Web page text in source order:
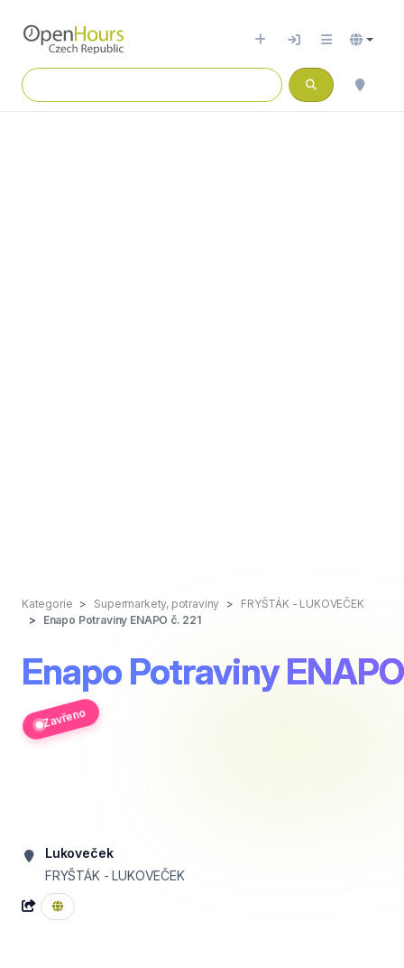
Kategorie Supermarkety, potraviny
FRYŠTÁK - LUKOVEČEK
Enapo Potraviny ENAPO č. 221
Enapo Potraviny
Zavřeno
Lukoveček
FRYŠTÁK - LUKOVEČEK